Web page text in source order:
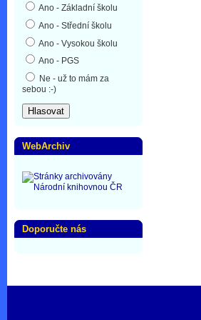
Ano - Základní školu
Ano - Střední školu
Ano - Vysokou školu
Ano - PGS
Ne - už to mám za
sebou :-)
WebArchiv
Doporučte nás